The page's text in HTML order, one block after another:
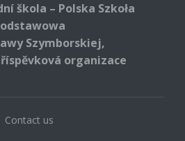
škola – Polska Szkoła
Szymborskiej,
organizace
Contact us